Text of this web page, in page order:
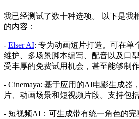
我已经测试了数十种选项。 以下是我
的内容：
- Elser AI: 专为动画短片打造。可在单
维护、多场景脚本编写、配音以及口
受丰厚的免费试用机会，甚至能够制
- Cinemaya: 基于应用的AI电影生成器
片、动画场景和短视频片段。支持包
- 短视频AI：可生成带有统一角色的